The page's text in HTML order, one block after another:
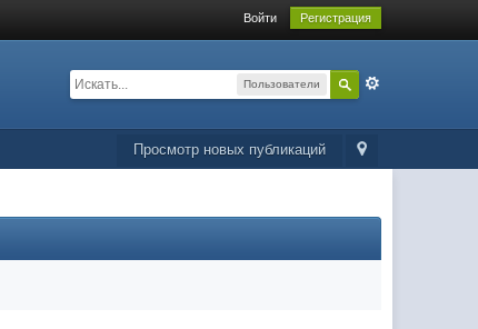
Войти Регистрация
Пользователи
Просмотр новых публикаций